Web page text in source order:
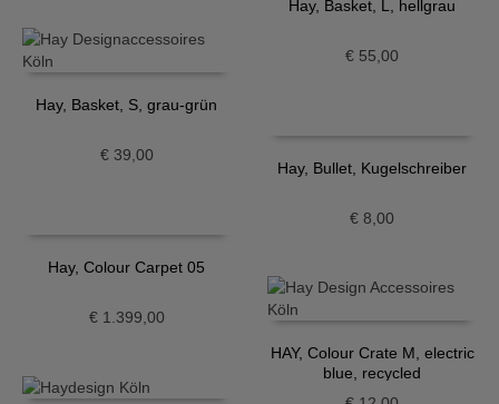
Hay, Basket, L, hellgrau
€ 55,00
Hay, Basket, S, grau-grün
€39,00
Hay, Bullet, Kugelschreiber
€ 8,00
Hay, Colour Carpet 05
€1.399,00
HAY, Colour Crate M, electric
blue, recycled